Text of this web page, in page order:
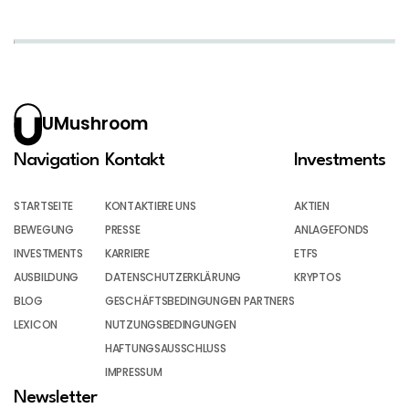
UMushroom
Navigation
STARTSEITE
BEWEGUNG
INVESTMENTS
AUSBILDUNG
BLOG
LEXICON
Kontakt
KONTAKTIERE UNS
PRESSE
KARRIERE
DATENSCHUTZERKLÄRUNG
GESCHÄFTSBEDINGUNGEN PARTNERS
NUTZUNGSBEDINGUNGEN
HAFTUNGSAUSSCHLUSS
IMPRESSUM
Investments
AKTIEN
ANLAGEFONDS
ETFS
KRYPTOS
Newsletter